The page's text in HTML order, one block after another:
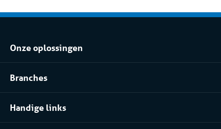
Onze oplossingen
Koel- of vriesopslag huren
Procesinstallatie huren
Klimaatbeheersing huren
Branches
Voedingsindustrie
Pharma
(Petro)chemie
Handige links
Over Coolworld